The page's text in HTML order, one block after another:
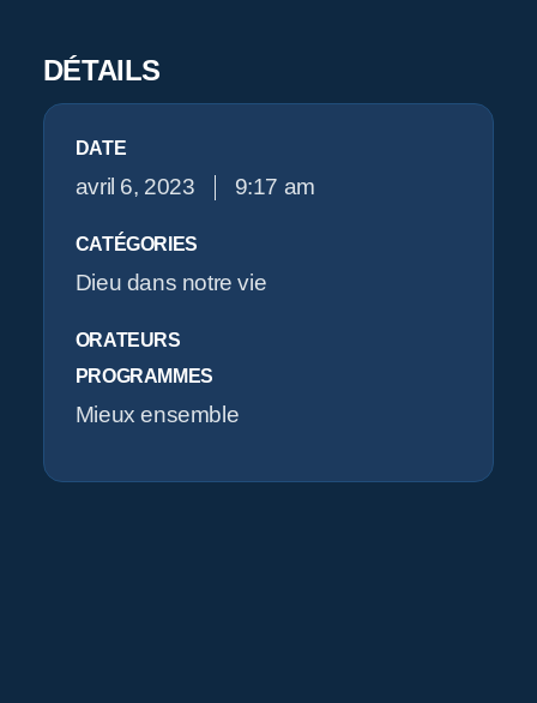
DÉTAILS
DATE
avril 6, 2023 9:17 am
CATÉGORIES
Dieu dans notre vie
ORATEURS
PROGRAMMES
Mieux ensemble